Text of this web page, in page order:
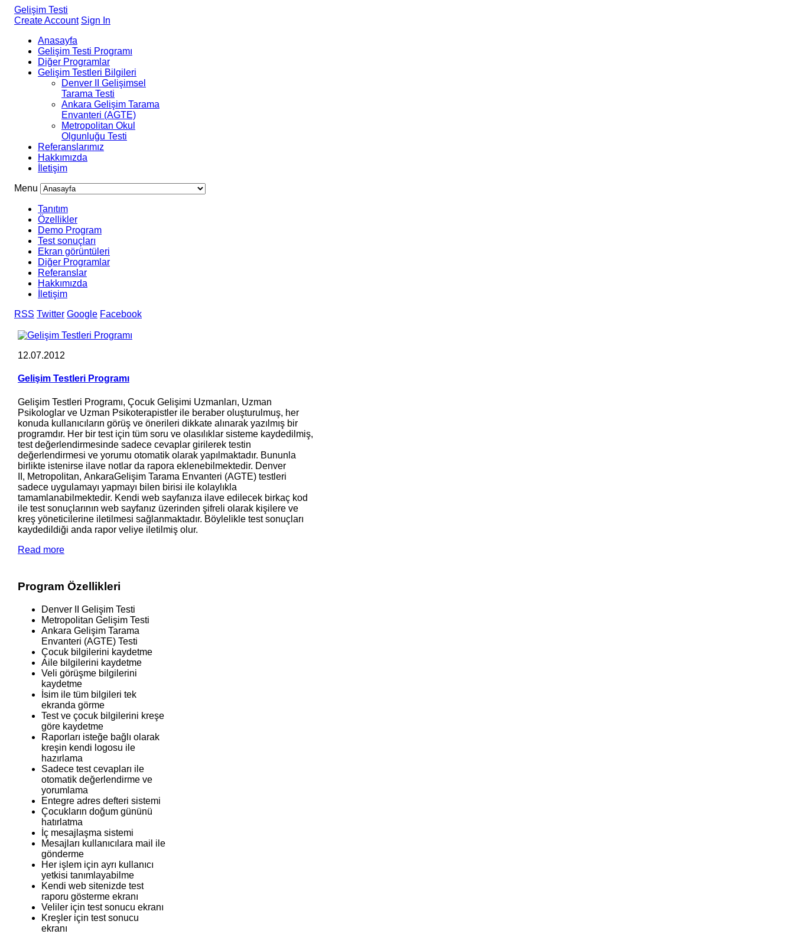
Gelişim Testi
Create Account Sign In
Anasayfa
Gelişim Testi Programı
Diğer Programlar
Gelişim Testleri Bilgileri
Denver II Gelişimsel
Tarama Testi
Ankara Gelişim Tarama
Envanteri (AGTE)
Metropolitan Okul
Olgunluğu Testi
Referanslarımız
Hakkımızda
İletişim
Menu
Tanıtım
Özellikler
Demo Program
Test sonuçları
Ekran görüntüleri
Diğer Programlar
Referanslar
Hakkımızda
İletişim
RSS Twitter Google Facebook
12.07.2012
Gelişim Testleri Programı
Gelişim Testleri Programı, Çocuk Gelişimi Uzmanları, Uzman
Psikologlar ve Uzman Psikoterapistler ile beraber oluşturulmuş, her
konuda kullanıcıların görüş ve önerileri dikkate alınarak yazılmış bir
programdır. Her bir test için tüm soru ve olasılıklar sisteme kaydedilmiş,
test değerlendirmesinde sadece cevaplar girilerek testin
değerlendirmesi ve yorumu otomatik olarak yapılmaktadır. Bununla
birlikte istenirse ilave notlar da rapora eklenebilmektedir. Denver
II, Metropolitan, AnkaraGelişim Tarama Envanteri (AGTE) testleri
sadece uygulamayı yapmayı bilen birisi ile kolaylıkla
tamamlanabilmektedir. Kendi web sayfanıza ilave edilecek birkaç kod
ile test sonuçlarının web sayfanız üzerinden şifreli olarak kişilere ve
kreş yöneticilerine iletilmesi sağlanmaktadır. Böylelikle test sonuçları
kaydedildiği anda rapor veliye iletilmiş olur.
Read more
Program Özellikleri
Denver II Gelişim Testi
Metropolitan Gelişim Testi
Ankara Gelişim Tarama
Envanteri (AGTE) Testi
Çocuk bilgilerini kaydetme
Aile bilgilerini kaydetme
Veli görüşme bilgilerini
kaydetme
İsim ile tüm bilgileri tek
ekranda görme
Test ve çocuk bilgilerini kreşe
göre kaydetme
Raporları isteğe bağlı olarak
kreşin kendi logosu ile
hazırlama
Sadece test cevapları ile
otomatik değerlendirme ve
yorumlama
Entegre adres defteri sistemi
Çocukların doğum gününü
hatırlatma
İç mesajlaşma sistemi
Mesajları kullanıcılara mail ile
gönderme
Her işlem için ayrı kullanıcı
yetkisi tanımlayabilme
Kendi web sitenizde test
raporu gösterme ekranı
Veliler için test sonucu ekranı
Kreşler için test sonucu
ekranı